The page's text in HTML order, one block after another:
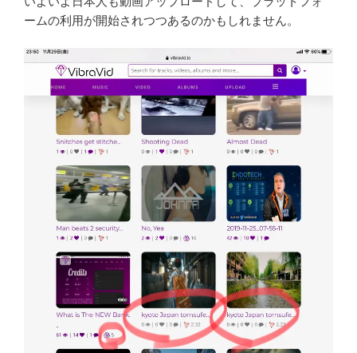
メジャーアップグレードが完了したとの事で
最適化された読み込み速度
ストリーミング速度の改善
新機能追加メディアプレイヤー
新規ビデオプレイヤー
新しいユーザーインターフェイス
使い心地は？
以前より、フリーズする事がほとんどなくなりました。
今までは、動画リストをスクロールするとフリーズして
下の動画が見れなくなったりしましたが、改良により不
具合がなくなりました。
あと、今回動画リストを見ると日本を紹介している動画